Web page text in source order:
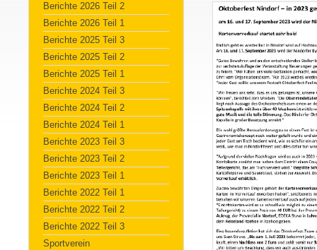
Berichte 2026 Teil 2
Berichte 2026 Teil 1
Berichte 2025 Teil 3
Berichte 2025 Teil 2
Berichte 2025 Teil 1
Berichte 2024 Teil 3
Berichte 2024 Teil 2
Berichte 2024 Teil 1
Berichte 2023 Teil 3
Berichte 2023 Teil 2
Berichte 2023 Teil 1
Berichte 2022 Teil 1
Berichte 2022 Teil 2
Berichte 2022 Teil 3
Sportverein